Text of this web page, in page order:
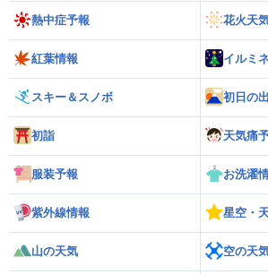
熱中症予報 花火天
紅葉情報 イルミ
スキー＆スノボ 初日の出
初詣 天気痛
服装予報 お洗濯
紫外線情報 星空・
山の天気 空の天